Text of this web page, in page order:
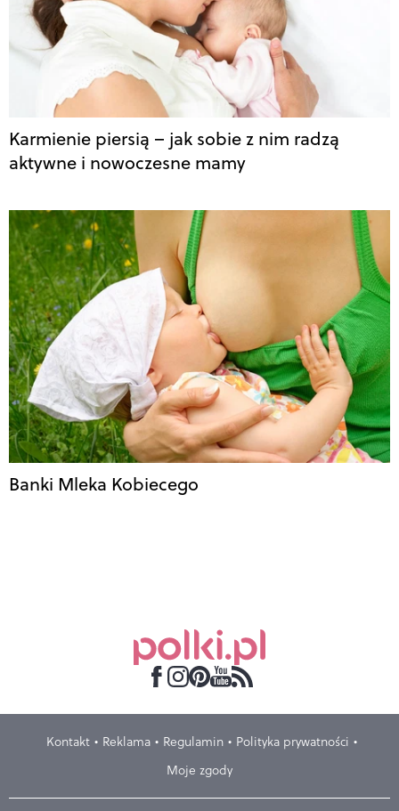
Karmienie piersią – jak sobie z nim radzą
aktywne i nowoczesne mamy
Banki Mleka Kobiecego
Kontakt Reklama Regulamin
Polityka prywatności
Moje zgody